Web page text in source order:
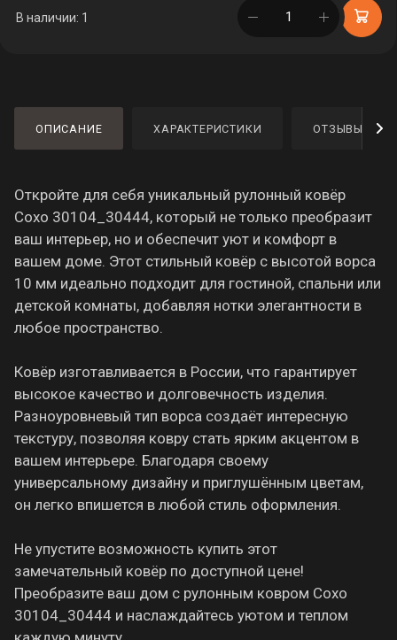
В наличии: 1 в корзине
ОПИСАНИЕ ХАРАКТЕРИСТИКИ ОТЗЫВЫ
Откройте для себя уникальный рулонный ковёр
Сохо 30104_30444, который не только преобразит
ваш интерьер, но и обеспечит уют и комфорт в
вашем доме. Этот стильный ковёр с высотой ворса
10 мм идеально подходит для гостиной, спальни или
детской комнаты, добавляя нотки элегантности в
любое пространство.
Ковёр изготавливается в России, что гарантирует
высокое качество и долговечность изделия.
Разноуровневый тип ворса создаёт интересную
текстуру, позволяя ковру стать ярким акцентом в
вашем интерьере. Благодаря своему
универсальному дизайну и приглушённым цветам,
он легко впишется в любой стиль оформления.
Не упустите возможность купить этот
замечательный ковёр по доступной цене!
Преобразите ваш дом с рулонным ковром Сохо
30104_30444 и наслаждайтесь уютом и теплом